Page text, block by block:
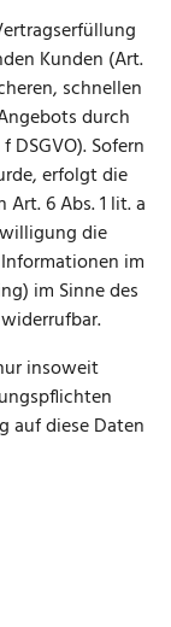
Kunden (Art.
schnellen
durch
DSGVO). Sofern
erfolgt die
6 Abs. 1 lit. a
die
im
im Sinne des
insoweit
auf diese Daten